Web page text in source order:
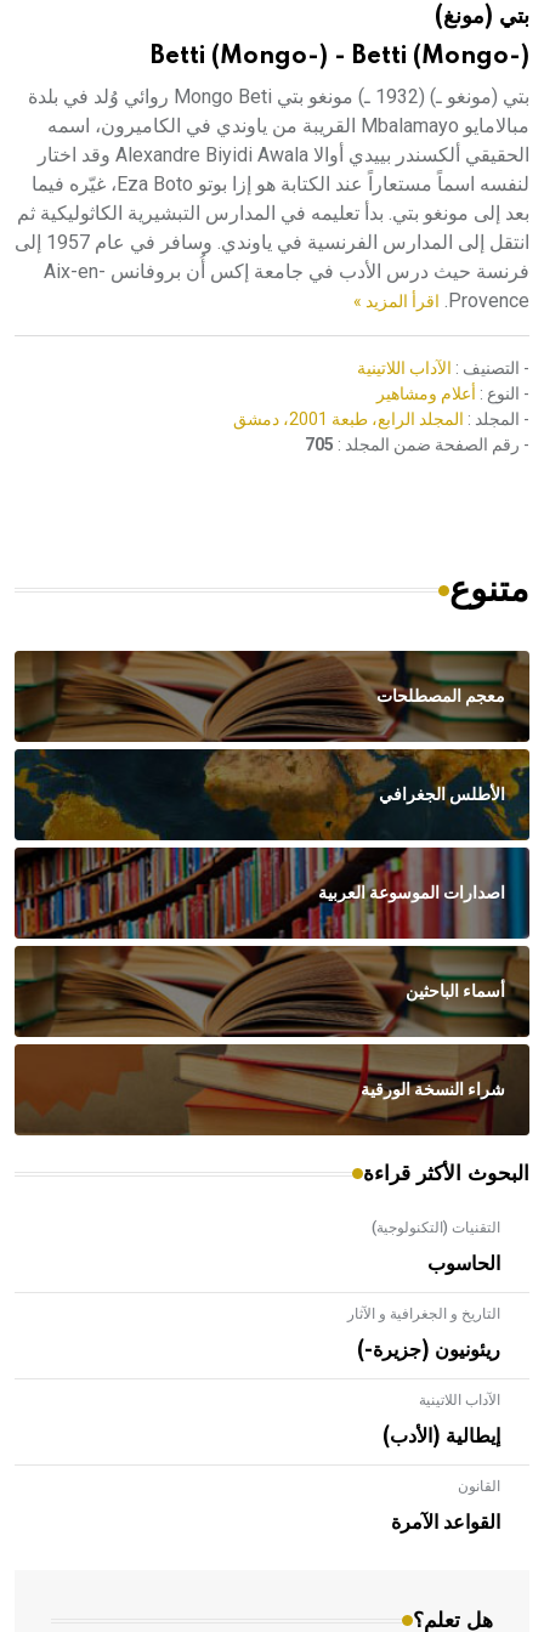
هيئة الموسوعة العربية تطلق موسوعات جديدة في عام 2026بتي (مونغ)
Betti (Mongo-) - Betti (Mongo-)
بتي (مونغو ـ) (1932 ـ) مونغو بتي Mongo Beti روائي وُلد في بلدة
مبالامايو Mbalamayo القريبة من ياوندي في الكاميرون، اسمه
الحقيقي ألكسندر بييدي أوالا Alexandre Biyidi Awala وقد اختار
لنفسه اسماً مستعاراً عند الكتابة هو إزا بوتو Eza Boto، غيّره فيما
بعد إلى مونغو بتي. بدأ تعليمه في المدارس التبشيرية الكاثوليكية ثم
انتقل إلى المدارس الفرنسية في ياوندي. وسافر في عام 1957 إلى
فرنسة حيث درس الأدب في جامعة إكس أُن بروفانس Aix-en-
Provence.
اقرأ المزيد »
- التصنيف : الآداب اللاتينية
- النوع : أعلام ومشاهير
- المجلد : المجلد الرابع، طبعة 2001، دمشق
- رقم الصفحة ضمن المجلد : 705
متنوع
معجم المصطلحات
الأطلس الجغرافي
اصدارات الموسوعة العربية
أسماء الباحثين
شراء النسخة الورقية
البحوث الأكثر قراءة
التقنيات (التكنولوجية)
الحاسوب
التاريخ و الجغرافية و الآثار
ريئونيون (جزيرة-)
الآداب اللاتينية
إيطالية (الأدب)
القانون
القواعد الآمرة
هل تعلم؟
- هل تعلم أن الأبلق نوع من الفنون الهندسية التي ارتبطت
بالعمارة الإسلامية في بلاد الشام ومصر خاصة، حيث يحرص
المعمار على بناء مداميكه وخاصة في الواجهات